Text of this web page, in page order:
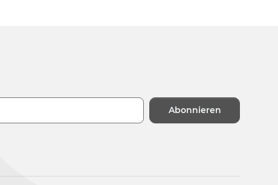
Abonnieren